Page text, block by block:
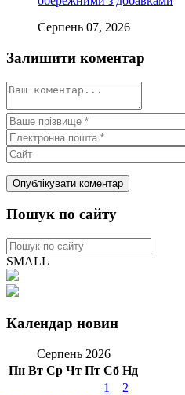
Серпень 07, 2026
Залишити коментар
Пошук по сайту
SMALL
Календар новин
Серпень 2026
Пн Вт Ср Чт Пт Сб Нд
1
2